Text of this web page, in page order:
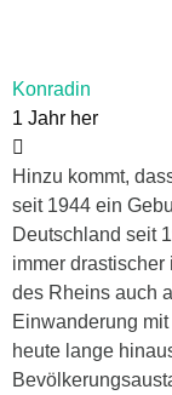
Konradin
1 Jahr her
Hinzu kommt,
seit 1944 ein
Deutschland seit
immer
des Rheins auch
Einwanderung
heute lange